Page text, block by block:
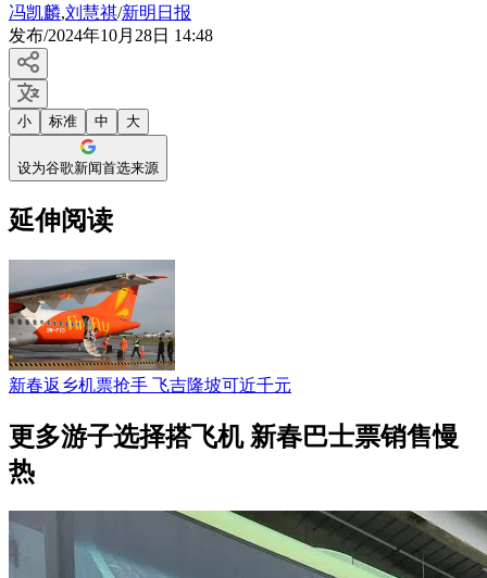
冯凯麟,刘慧祺/新明日报
发布/2024年10月28日 14:48
小 标准 中 大
设为谷歌新闻首选来源
延伸阅读
新春返乡机票抢手 飞吉隆坡可近千元
更多游子选择搭飞机 新春巴士票销售慢
热